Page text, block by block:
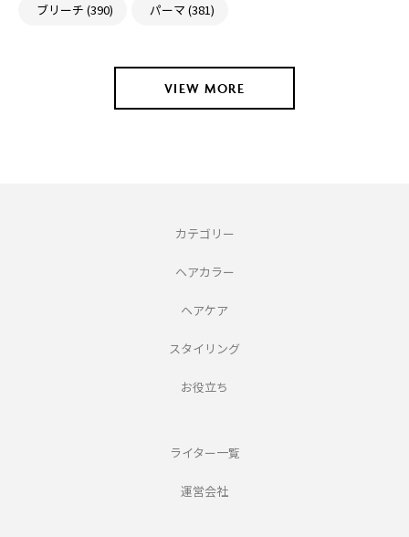
ブリーチ (390) パーマ (381)
VIEW MORE
カテゴリー
ヘアカラー
ヘアケア
スタイリング
お役立ち
ライター一覧
運営会社